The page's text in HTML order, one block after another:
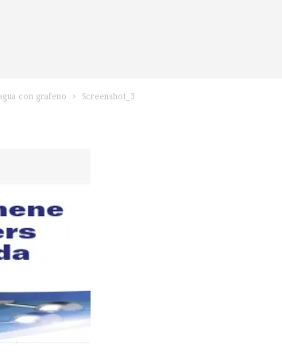
con grafeno Screenshot_3